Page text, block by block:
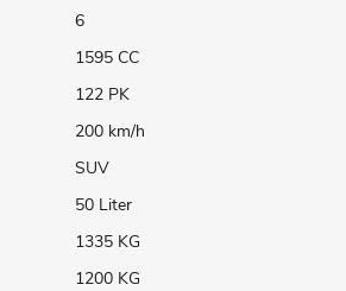
6
1595 CC
122 PK
200 km/h
SUV
50 Liter
1335 KG
1200 KG